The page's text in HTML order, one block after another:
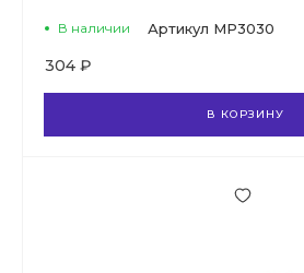
В наличии Артикул MP3030
304 ₽
В КОРЗИНУ